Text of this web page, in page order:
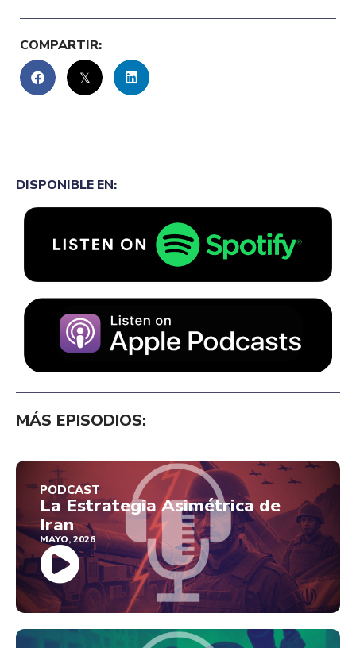
COMPARTIR:
DISPONIBLE EN:
MÁS EPISODIOS:
PODCAST
La Estrategia Asimétrica de
Iran
MAYO, 2026